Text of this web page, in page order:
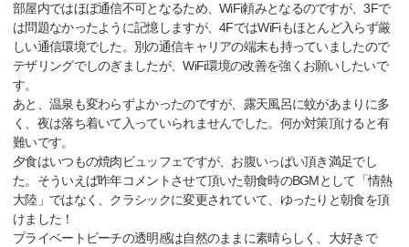
部屋内ではほぼ通信不可となるため、WiFi頼みとなるのですが、3Fで
は問題なかったように記憶しますが、4FではWiFiもほとんど入らず厳
しい通信環境でした。別の通信キャリアの端末も持っていましたので
テザリングでしのぎましたが、WiFi環境の改善を強くお願いしたいで
す。
あと、温泉も変わらずよかったのですが、露天風呂に蚊があまりに多
く、夜は落ち着いて入っていられませんでした。何か対策頂けると有
難いです。
夕食はいつもの焼肉ビュッフェですが、お腹いっぱい頂き満足でし
た。そういえば昨年コメントさせて頂いた朝食時のBGMとして「情熱
大陸」ではなく、クラシックに変更されていて、ゆったりと朝食を頂
けました！
プライベートビーチの透明感は自然のままに素晴らしく、大好きで